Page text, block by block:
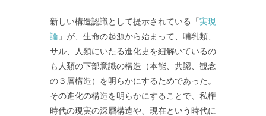
新しい構造認識として提示されている「実現
論 」が、生命の起源から始まって、哺乳類、
サル、人類にいたる進化史を紐解いているの
も人類の下部意識の構造（本能、共認、観念
の３層構造）を明らかにするためであった。
その進化の構造を明らかにすることで、私権
時代の現実の深層構造や、現在という時代に